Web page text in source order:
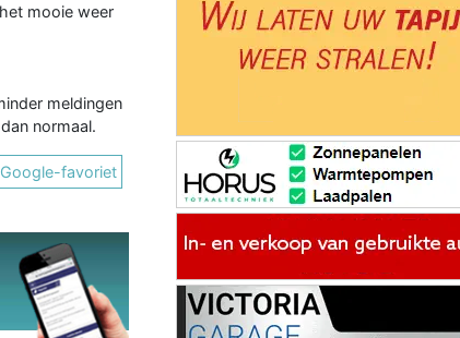
mooie weer
meldingen
normaal.
favoriet